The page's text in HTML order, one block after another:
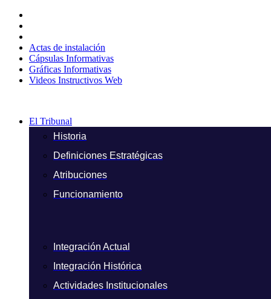
contenido
Actas de instalación
Cápsulas Informativas
Gráficas Informativas
Videos Instructivos Web
El Tribunal
Historia
Definiciones Estratégicas
Atribuciones
Funcionamiento
Integración Actual
Integración Histórica
Actividades Institucionales